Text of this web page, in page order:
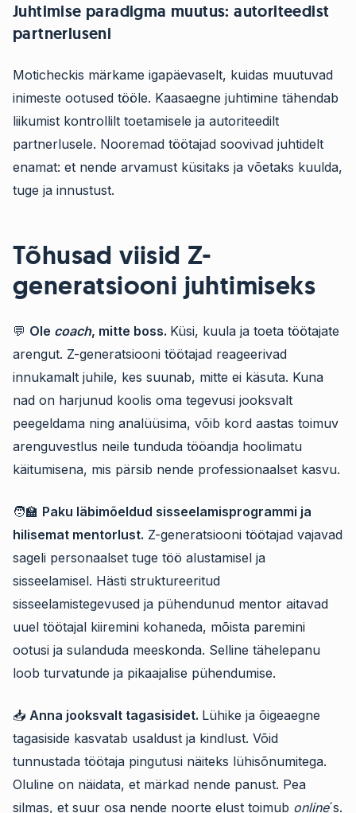
Juhtimise paradigma muutus: autoriteedist
partnerluseni
Moticheckis märkame igapäevaselt, kuidas muutuvad
inimeste ootused tööle. Kaasaegne juhtimine tähendab
liikumist kontrollilt toetamisele ja autoriteedilt
partnerlusele. Nooremad töötajad soovivad juhtidelt
enamat: et nende arvamust küsitaks ja võetaks kuulda,
tuge ja innustust.
Tõhusad viisid Z-
generatsiooni juhtimiseks
💬 Ole coach, mitte boss. Küsi, kuula ja toeta töötajate
arengut. Z-generatsiooni töötajad reageerivad
innukamalt juhile, kes suunab, mitte ei käsuta. Kuna
nad on harjunud koolis oma tegevusi jooksvalt
peegeldama ning analüüsima, võib kord aastas toimuv
arenguvestlus neile tunduda tööandja hoolimatu
käitumisena, mis pärsib nende professionaalset kasvu.
🧑‍🏫 Paku läbimõeldud sisseelamisprogrammi ja
hilisemat mentorlust. Z-generatsiooni töötajad vajavad
sageli personaalset tuge töö alustamisel ja
sisseelamisel. Hästi struktureeritud
sisseelamistegevused ja pühendunud mentor aitavad
uuel töötajal kiiremini kohaneda, mõista paremini
ootusi ja sulanduda meeskonda. Selline tähelepanu
loob turvatunde ja pikaajalise pühendumise.
📥 Anna jooksvalt tagasisidet. Lühike ja õigeaegne
tagasiside kasvatab usaldust ja kindlust. Võid
tunnustada töötaja pingutusi näiteks lühisõnumitega.
Oluline on näidata, et märkad nende panust. Pea
silmas, et suur osa nende noorte elust toimub online´s.